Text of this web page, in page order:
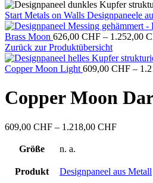
Start Metals on Walls Designpaneele
Brass Moon 626,00 CHF – 1.252,00
Zurück zur Produktübersicht
Copper Moon Light 609,00 CHF –
Copper Moon
609,00 CHF – 1.218,00 CHF
Größe n. a.
Produkt Designpaneel aus Metall